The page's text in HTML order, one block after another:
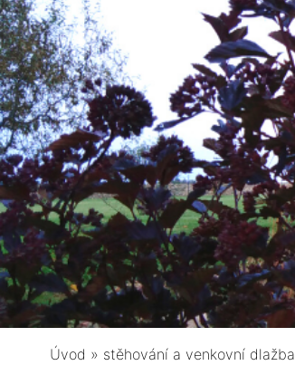
Úvod » stěhování a venkovní dlažba